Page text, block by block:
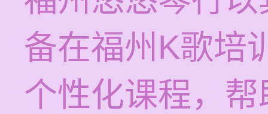
备在福州K歌培
个性化课程，